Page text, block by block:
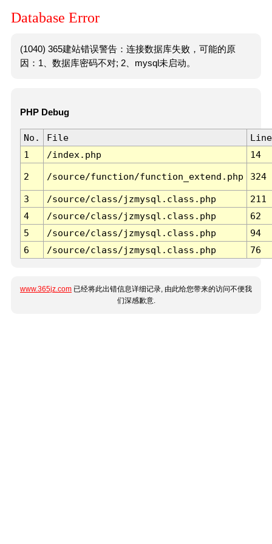
Database Error
(1040) 365建站错误警告：连接数据库失败，可能的原
因：1、数据库密码不对; 2、mysql未启动。
PHP Debug
No. File
Line
1
/index.php 14
2 /source/function/function_extend.php 324
3 /source/class/jzmysql.class.php
211
4
/source/class/jzmysql.class.php
62
5
/source/class/jzmysql.class.php
94
6
/source/class/jzmysql.class.php 76
www.365jz.com 已经将此出错信息详细记录, 由此给您带来的访问不便我
们深感歉意.